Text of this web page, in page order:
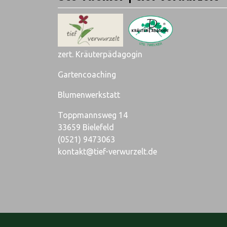
zert. Kräuterpädagogin
Gartencoaching
Blumenwerkstatt
Toppmannsweg 14
33659 Bielefeld
(0521) 9473063
kontakt@tief-verwurzelt.de